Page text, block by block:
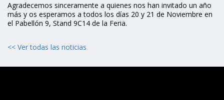
Agradecemos sinceramente a quienes nos han invitado un año
más y os esperamos a todos los días 20 y 21 de Noviembre en
el Pabellón 9, Stand 9C14 de la Feria.
<< Ver todas las noticias